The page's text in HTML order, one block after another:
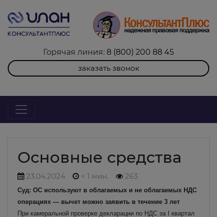
Горячая линия: 8 (800) 200 88 45
заказать звонок
Основные средства
23.04.2024 < 1 мин. 263
Суд: ОС используют в облагаемых и не облагаемых НДС
операциях — вычет можно заявить в течение 3 лет
При камеральной проверке декларации по НДС за I квартал